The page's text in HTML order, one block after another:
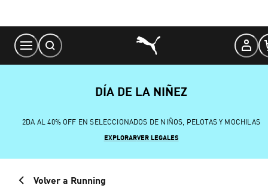
Content
DÍA DE LA NIÑEZ
2DA AL 40% OFF EN SELECCIONADOS DE NIÑOS, PELOTAS Y MOCHILAS
EXPLORARVER LEGALES
Volver a Running